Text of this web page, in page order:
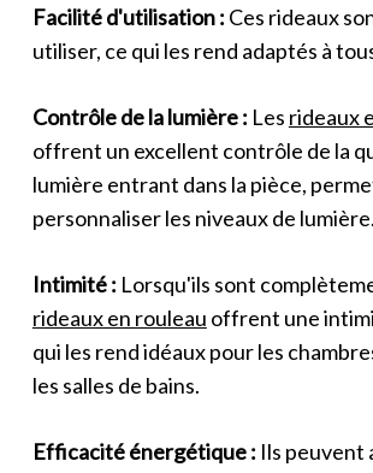
Facilité d'utilisation : Ces rideaux
utiliser, ce qui les rend adaptés à
Contrôle de la lumière : Les rideaux
offrent un excellent contrôle de la
lumière entrant dans la pièce,
personnaliser les niveaux de lumière.
Intimité : Lorsqu'ils sont
rideaux en rouleau offrent une
qui les rend idéaux pour les
les salles de bains.
Efficacité énergétique : Ils peuvent